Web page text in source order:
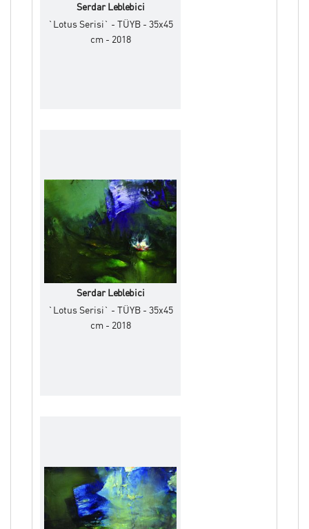
Serdar Leblebici
`Lotus Serisi` - TÜYB - 35x45
cm - 2018
Serdar Leblebici
`Lotus Serisi` - TÜYB - 35x45
cm - 2018